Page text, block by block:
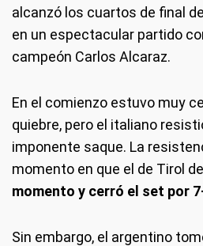
alcanzó los cuartos de final
en un espectacular partido
campeón Carlos Alcaraz.
En el comienzo estuvo muy
quiebre, pero el italiano
imponente saque. La
momento en que el de Tirol
momento y cerró el set por
Sin embargo, el argentino